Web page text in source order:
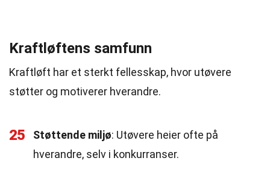
Kraftløftens samfunn
Kraftløft har et sterkt fellesskap, hvor utøvere
støtter og motiverer hverandre.
25 Støttende miljø: Utøvere heier ofte på
hverandre, selv i konkurranser.